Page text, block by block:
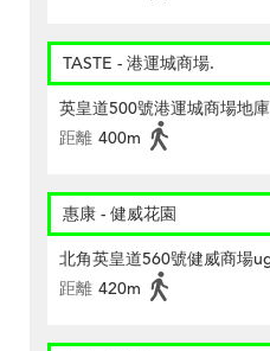
TASTE - 港運城商場.
英皇道500號港運城商場地
距離 400m
惠康 - 健威花園
北角英皇道560號健威商場
距離 420m